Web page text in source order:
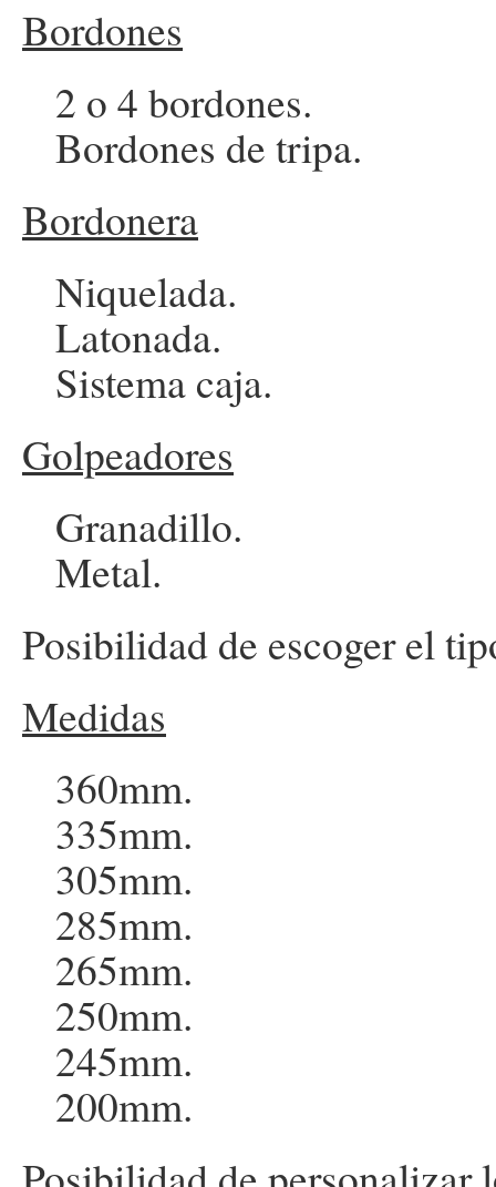
Bordones
2 o 4 bordones.
Bordones de tripa.
Bordonera
Niquelada.
Latonada.
Sistema caja.
Golpeadores
Granadillo.
Metal.
Posibilidad de escoger el
Medidas
360mm.
335mm.
305mm.
285mm.
265mm.
250mm.
245mm.
200mm.